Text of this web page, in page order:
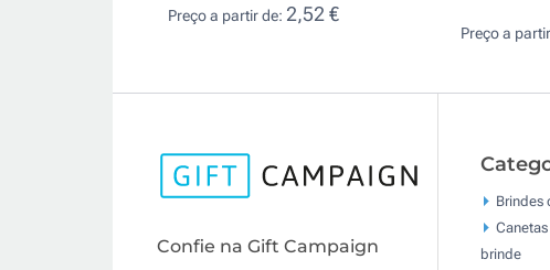
Preço a partir de: 2,52 €
Preço a
Confie na Gift Campaign
Brindes
brinde